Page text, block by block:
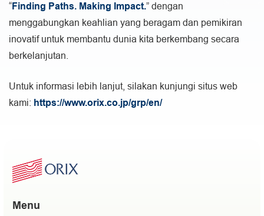
“Finding Paths. Making Impact.” dengan
menggabungkan keahlian yang beragam dan pemikiran
inovatif untuk membantu dunia kita berkembang secara
berkelanjutan.
Untuk informasi lebih lanjut, silakan kunjungi situs web
kami: https://www.orix.co.jp/grp/en/
Menu